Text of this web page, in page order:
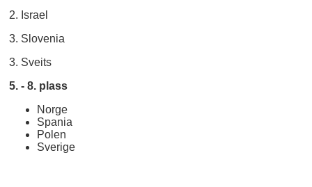
2. Israel
3. Slovenia
3. Sveits
5. - 8. plass
Norge
Spania
Polen
Sverige